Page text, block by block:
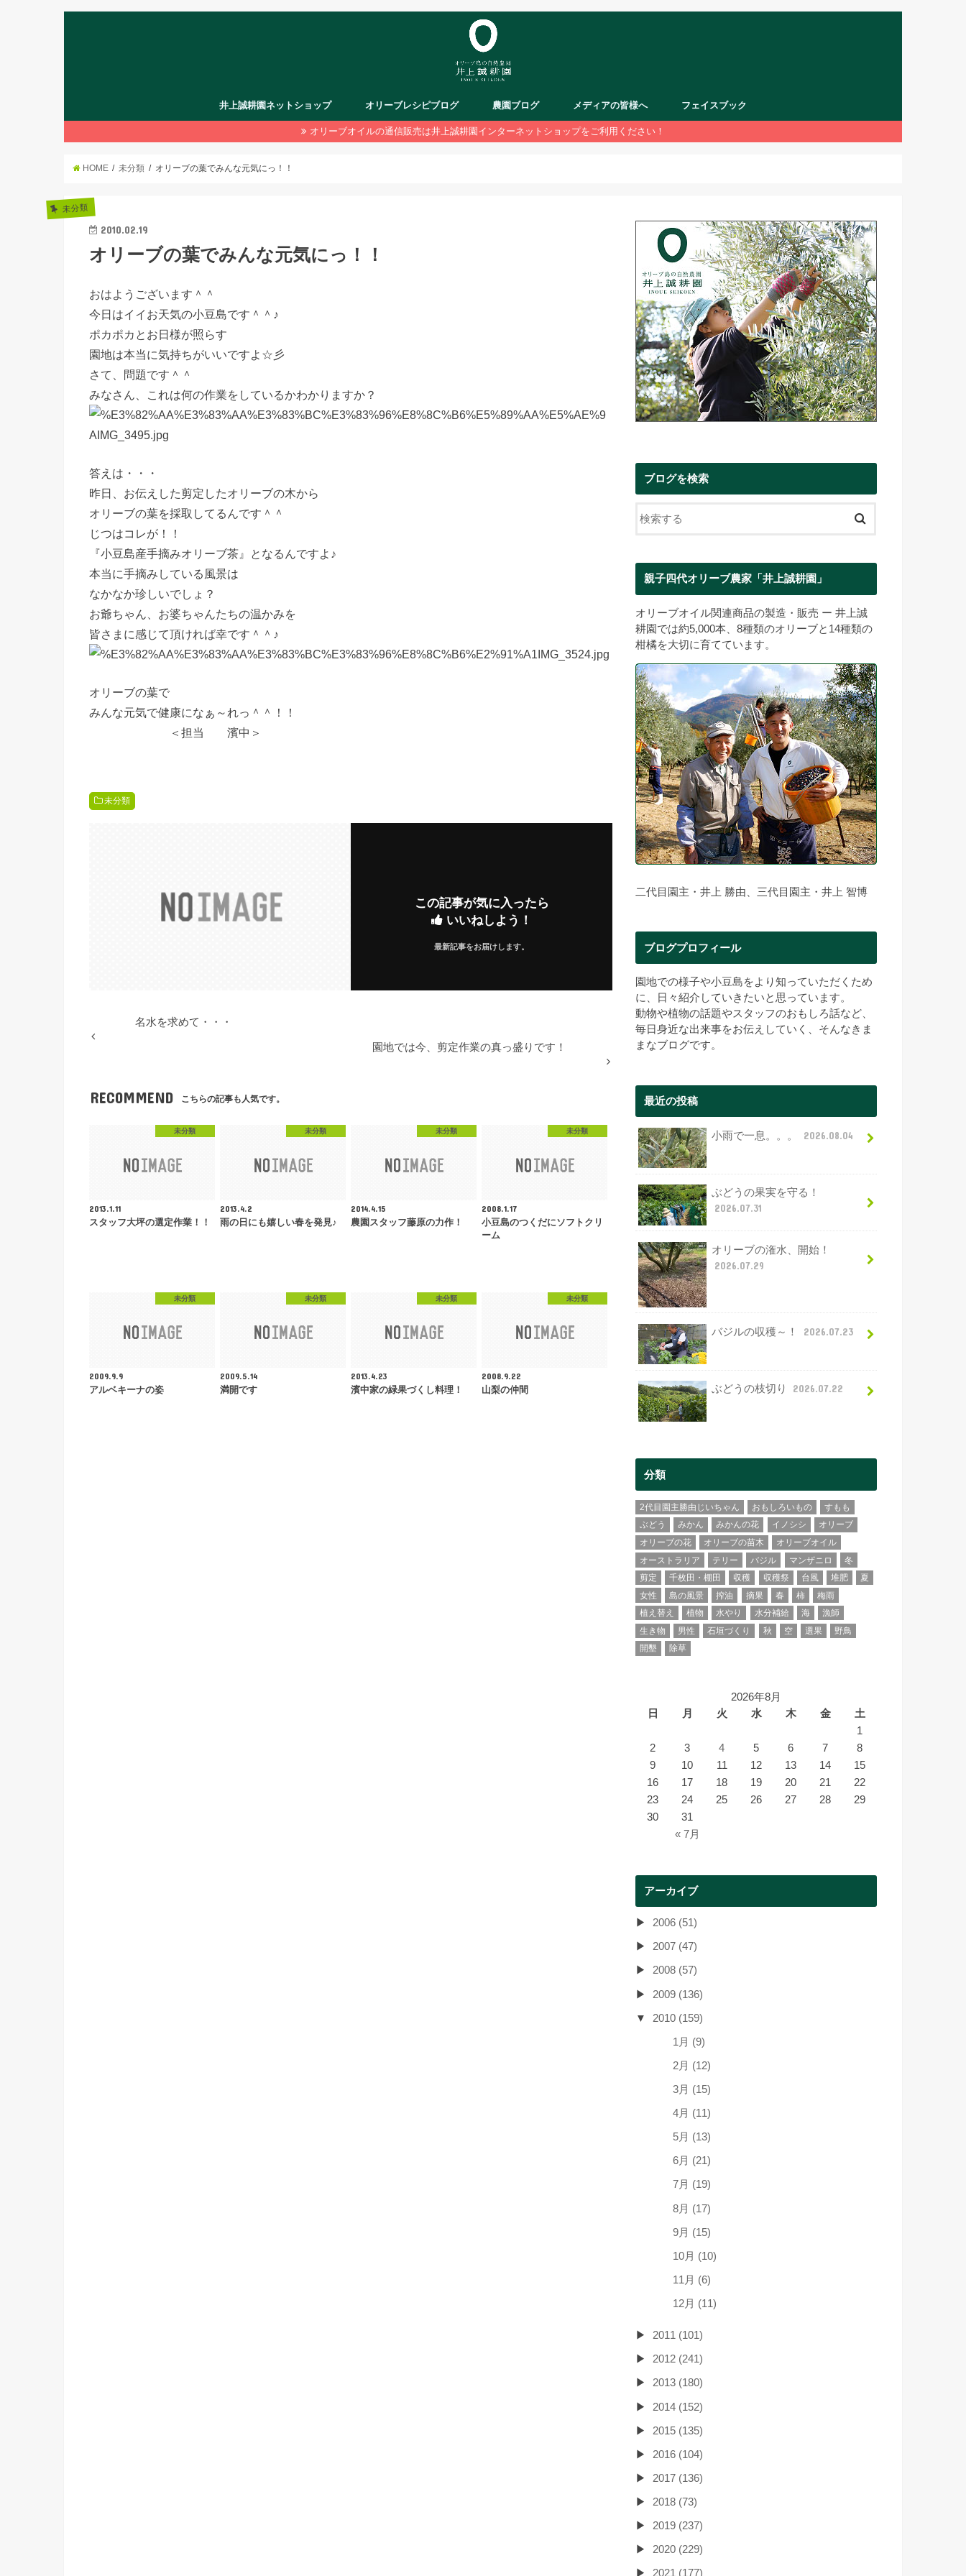
井上誠耕園ネットショップ オリーブレシピブログ 農園ブログ メディアの皆様へ フェイスブック
オリーブオイルの通信販売は井上誠耕園インターネットショップをご利用ください！
HOME 未分類 オリーブの葉でみんな元気にっ！！
未分類
2010.02.19
オリーブの葉でみんな元気にっ！！
おはようございます＾＾
今日はイイお天気の小豆島です＾＾♪
ポカポカとお日様が照らす
園地は本当に気持ちがいいですよ☆彡
さて、問題です＾＾
みなさん、これは何の作業をしているかわかりますか？
答えは・・・
昨日、お伝えした剪定したオリーブの木から
オリーブの葉を採取してるんです＾＾
じつはコレが！！
『小豆島産手摘みオリーブ茶』となるんですよ♪
本当に手摘みしている風景は
なかなか珍しいでしょ？
お爺ちゃん、お婆ちゃんたちの温かみを
皆さまに感じて頂ければ幸です＾＾♪
オリーブの葉で
みんな元気で健康になぁ～れっ＾＾！！
＜担当 濱中＞
未分類
この記事が気に入ったら
いいねしよう！
最新記事をお届けします。
名水を求めて・・・
園地では今、剪定作業の真っ盛りです！
RECOMMEND こちらの記事も人気です。
未分類
2013.1.11
スタッフ大坪の選定作業！！
未分類
2013.4.2
雨の日にも嬉しい春を発見♪
未分類
2014.4.15
農園スタッフ藤原の力作！
未分類
2008.1.17
小豆島のつくだにソフトクリ
ーム
未分類
2009.9.9
アルベキーナの姿
未分類
2009.5.14
満開です
未分類
2013.4.23
濱中家の緑果づくし料理！
未分類
2008.9.22
山梨の仲間
ブログを検索
親子四代オリーブ農家「井上誠耕園」
オリーブオイル関連商品の製造・販売 ー 井上誠
耕園では約5,000本、8種類のオリーブと14種類の
柑橘を大切に育てています。
二代目園主・井上 勝由、三代目園主・井上 智博
ブログプロフィール
園地での様子や小豆島をより知っていただくため
に、日々紹介していきたいと思っています。
動物や植物の話題やスタッフのおもしろ話など、
毎日身近な出来事をお伝えしていく、そんなきま
まなブログです。
最近の投稿
小雨で一息。。。 2026.08.04
ぶどうの果実を守る！
2026.07.31
オリーブの潅水、開始！
2026.07.29
バジルの収穫～！ 2026.07.23
ぶどうの枝切り 2026.07.22
分類
2代目園主勝由じいちゃん おもしろいもの
すもも
ぶどう
みかん みかんの花 イノシシ
オリーブ
オリーブの花
オリーブの苗木
オリーブオイル
オーストラリア
テリー バジル マンザニロ
冬
剪定
千枚田・棚田 収穫 収穫祭 台風 堆肥
夏
女性
島の風景 搾油 摘果 春 柿
梅雨
植え替え
植物 水やり 水分補給 海
漁師
生き物
男性 石垣づくり 秋 空 選果
野鳥
開墾
除草
2026年8月
日
月 火 水 木 金 土
« 7月
1
2
3 4 5 6 7
8
9
10 11 12 13 14
15
16
17 18 19 20 21
22
23
24 25 26 27 28
29
30
31
アーカイブ
2006 (51)
2007 (47)
2008 (57)
2009 (136)
2010 (159)
1月 (9)
2月 (12)
3月 (15)
4月 (11)
5月 (13)
6月 (21)
7月 (19)
8月 (17)
9月 (15)
10月 (10)
11月 (6)
12月 (11)
2011 (101)
2012 (241)
2013 (180)
2014 (152)
2015 (135)
2016 (104)
2017 (136)
2018 (73)
2019 (237)
2020 (229)
2021 (177)